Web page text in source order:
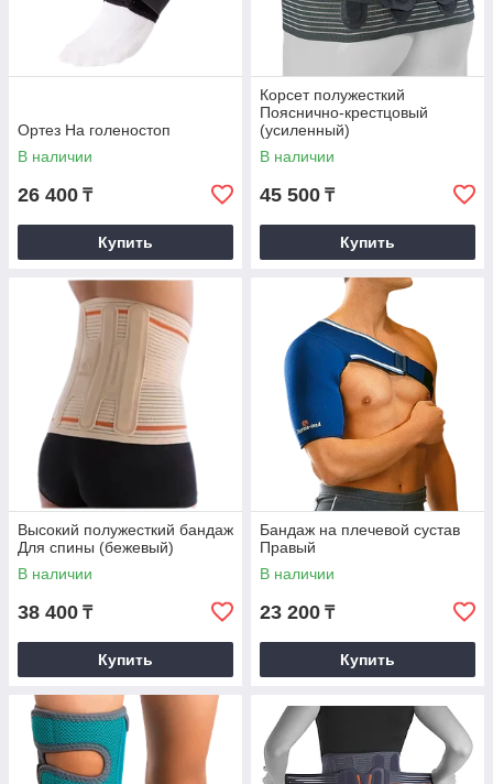
Ортез На голеностоп
В наличии
26 400 ₸
Купить
Корсет полужесткий
Пояснично-крестцовый
(усиленный)
В наличии
45 500 ₸
Купить
Высокий полужесткий бандаж
Для спины (бежевый)
В наличии
38 400 ₸
Купить
Бандаж на плечевой сустав
Правый
В наличии
23 200 ₸
Купить